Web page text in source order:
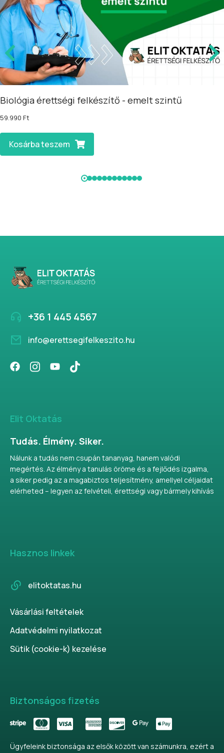
Biológia érettségi felkészítő - emelt szintű
59.990 Ft
Kosárba teszem
+36 1 445 4567
info@erettsegifelkeszito.hu
Elit Oktatás
Tudás. Élmény. Siker.
Nálunk a tudás nem csupán tananyag, hanem valódi
megértés. Az élmény a tanulás öröme és a fejlődés izgalma,
a siker pedig az a magabiztos teljesítmény, amellyel céljaidat
elérheted – legyen az felvételi, érettségi vagy bármely kihívás
Hasznos linkek
elitoktatas.hu
Vásárlási feltételek
Adatvédelmi nyilatkozat
Sütik (cookie-k) kezelése
Biztonságos fizetés
Ügyfeleink biztonsága az elsők között van számunkra, ezért a